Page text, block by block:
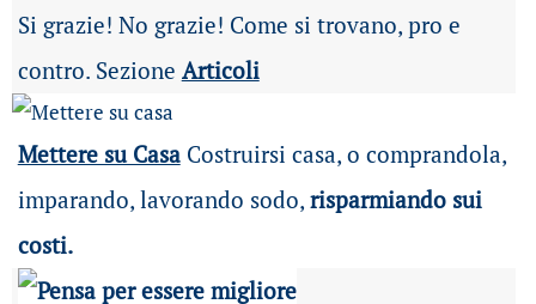
Si grazie! No grazie! Come si trovano, pro e
contro. Sezione Articoli
Mettere su Casa Costruirsi casa, o comprandola,
imparando, lavorando sodo, risparmiando sui
costi.